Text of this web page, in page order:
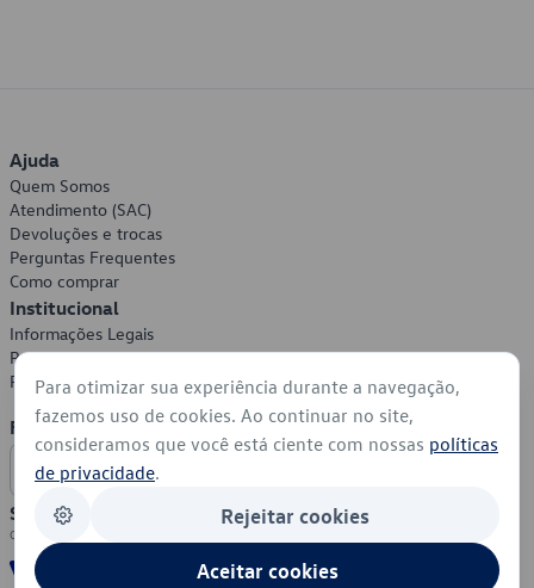
Ajuda
Quem Somos
Atendimento (SAC)
Devoluções e trocas
Perguntas Frequentes
Como comprar
Institucional
Informações Legais
Política de Privacidade
Política de Cookies
Formas de Pagamento
Segurança
Para otimizar sua experiência durante a navegação,
fazemos uso de cookies. Ao continuar no site,
consideramos que você está ciente com nossas políticas
de privacidade.
Rejeitar cookies
Aceitar cookies